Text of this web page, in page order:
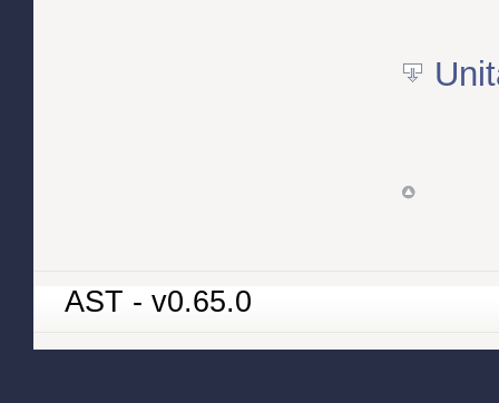
AST - v0.65.0